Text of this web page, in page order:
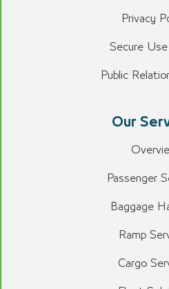
Privacy
Secure Use
Public
Our
Passenger
Baggage
Ramp
Cargo